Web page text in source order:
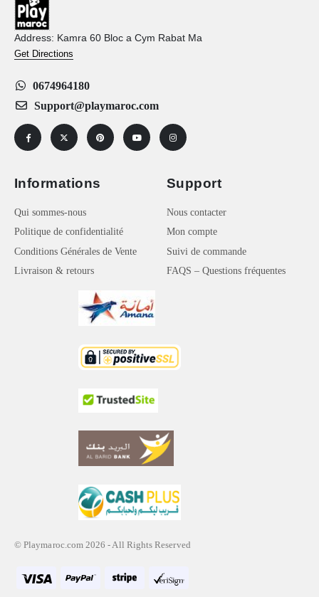
Address: Kamra 60 Bloc a Cym Rabat Ma
Get Directions
0674964180
Support@playmaroc.com
Informations
Qui sommes-nous
Politique de confidentialité
Conditions Générales de Vente
Livraison & retours
Support
Nous contacter
Mon compte
Suivi de commande
FAQS – Questions fréquentes
© Playmaroc.com 2026 - All Rights Reserved